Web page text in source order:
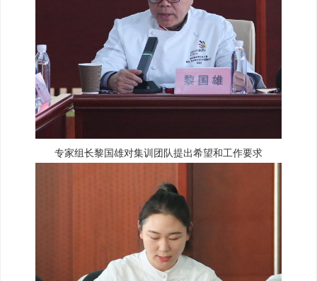
专家组长黎国雄对集训团队提出希望和工作要求